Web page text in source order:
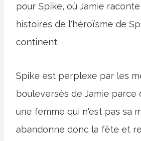
pour Spike, où Jamie
histoires de l'héroïsme de
continent.
Spike est perplexe par les
bouleversés de Jamie parce
une femme qui n'est pas sa
abandonne donc la fête et